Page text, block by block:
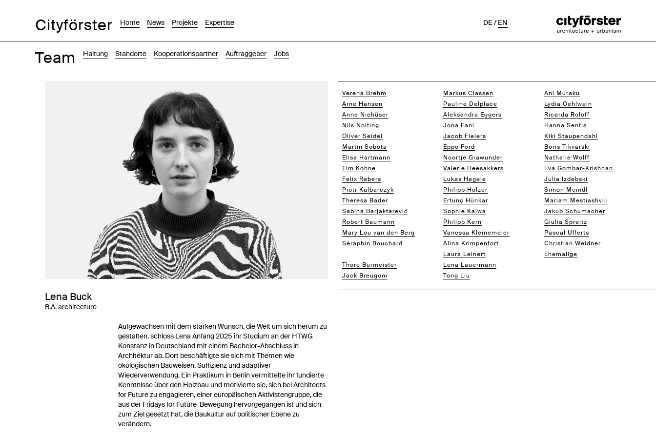
Cityförster Home News Projekte Expertise DE/EN
Team Haltung Standorte Kooperationspartner Auftraggeber Jobs
Verena Brehm
Arne Hansen
Anne Niehüser
Nils Nolting
Oliver Seidel
Martin Sobota
Elisa Hartmann
Tim Kohne
Felix Rebers
Piotr Kalbarczyk
Theresa Bader
Sabina Barjaktarević
Robert Baumann
Mary Lou van den Berg
Séraphin Bouchard
Thore Burmeister
Jack Breugom
Markus Classen
Pauline Delplace
Aleksandra Eggers
Jona Fani
Jacob Fielers
Eppo Ford
Noortje Grawunder
Valerie Heesakkers
Lukas Hegele
Philipp Holzer
Ertunç Hünkar
Sophie Kalwa
Philipp Kern
Vanessa Kleinemeier
Alina Krimpenfort
Laura Leinert
Lena Lauermann
Tong Liu
Ani Muraku
Lydia Oehlwein
Ricarda Roloff
Hanna Sentis
Kiki Staupendahl
Boris Tikvarski
Nathalie Wolff
Eva Gombar-Krishnan
Julia Izdebski
Simon Meindl
Mariam Mestiashvili
Jakub Schumacher
Giulia Spreitz
Pascal Ulferts
Christian Weidner
Ehemalige
Lena Buck
B.A. architecture
Aufgewachsen mit dem starken Wunsch, die Welt um sich herum zu
gestalten, schloss Lena Anfang 2025 ihr Studium an der HTWG
Konstanz in Deutschland mit einem Bachelor-Abschluss in
Architektur ab. Dort beschäftigte sie sich mit Themen wie
ökologischen Bauweisen, Suffizienz und adaptiver
Wiederverwendung. Ein Praktikum in Berlin vermittelte ihr fundierte
Kenntnisse über den Holzbau und motivierte sie, sich bei Architects
for Future zu engagieren, einer europäischen Aktivistengruppe, die
aus der Fridays for Future-Bewegung hervorgegangen ist und sich
zum Ziel gesetzt hat, die Baukultur auf politischer Ebene zu
verändern.